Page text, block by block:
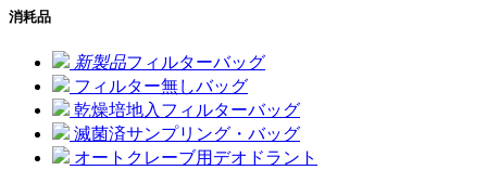
消耗品
新製品フィルターバッグ
フィルター無しバッグ
乾燥培地入フィルターバッグ
滅菌済サンプリング・バッグ
オートクレーブ用デオドラント